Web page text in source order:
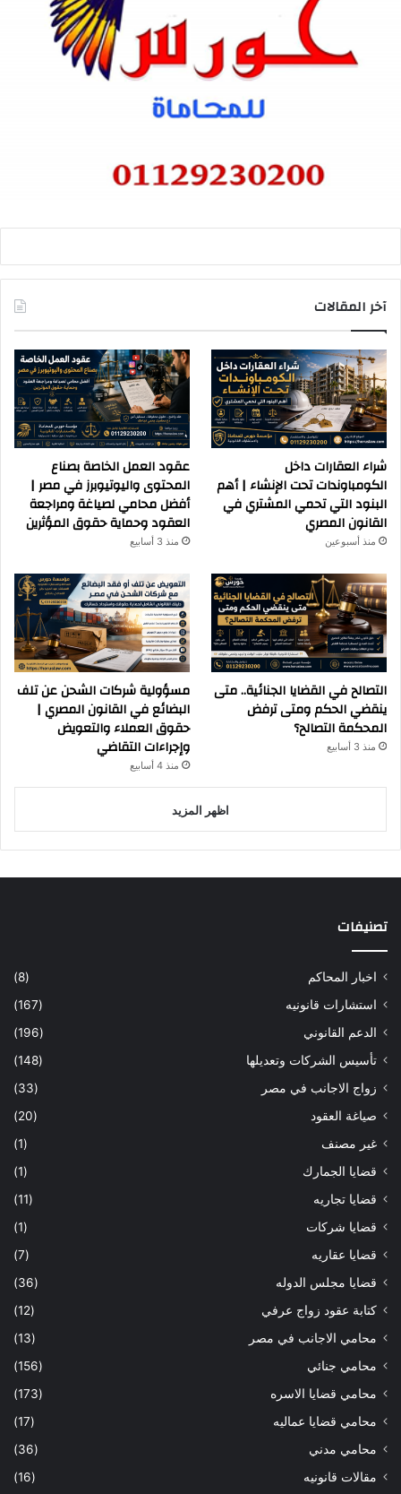
آخر المقالات
شراء العقارات داخل
الكومباوندات تحت الإنشاء | أهم
البنود التي تحمي المشتري في
القانون المصري
منذ أسبوعين
عقود العمل الخاصة بصناع
المحتوى واليوتيوبرز في مصر |
أفضل محامي لصياغة ومراجعة
العقود وحماية حقوق المؤثرين
منذ 3 أسابيع
التصالح في القضايا الجنائية.. متى
ينقضي الحكم ومتى ترفض
المحكمة التصالح؟
منذ 3 أسابيع
مسؤولية شركات الشحن عن تلف
البضائع في القانون المصري |
حقوق العملاء والتعويض
وإجراءات التقاضي
منذ 4 أسابيع
اظهر المزيد
تصنيفات
اخبار المحاكم
(8)
استشارات قانونيه
(167)
الدعم القانوني
(196)
تأسيس الشركات وتعديلها
(148)
زواج الاجانب في مصر
(33)
صياغة العقود
(20)
غير مصنف
(1)
قضايا الجمارك
(1)
قضايا تجاريه
(11)
قضايا شركات
(1)
قضايا عقاريه
(7)
قضايا مجلس الدوله
(36)
كتابة عقود زواج عرفي
(12)
محامي الاجانب في مصر
(13)
محامي جنائي
(156)
محامي قضايا الاسره
(173)
محامي قضايا عماليه
(17)
محامي مدني
(36)
مقالات قانونيه
(16)